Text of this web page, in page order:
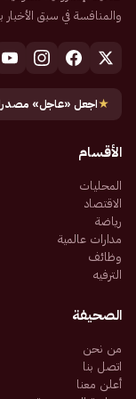
والمنافسة في سبق
★اجعل «عاجل»
الأقسام
المحليات
الاقتصاد
رياضة
مدارات عالمية
وظائف
الترفيه
الصحيفة
من نحن
اتصل بنا
أعلن معنا